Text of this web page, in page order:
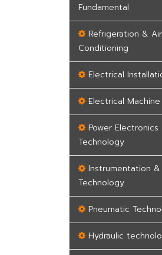
Fundamental
Refrigeration & Air
Conditioning
Electrical
Electrical Machine
Power Electronics
Technology
Instrumentation
Technology
Pneumatic
Hydraulic